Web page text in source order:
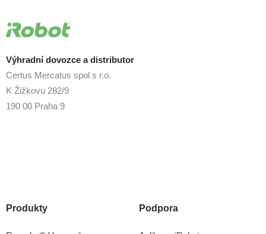
Výhradní dovozce a distributor
Certus Mercatus spol s r.o.
K Žižkovu 282/9
190 00 Praha 9
Produkty Podpora